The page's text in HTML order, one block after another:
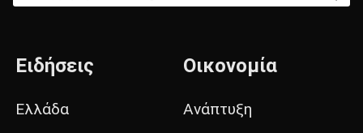
Ειδήσεις
Ελλάδα
Οικονομία
Ανάπτυξη